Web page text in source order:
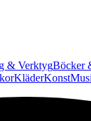
& VerktygBöcker
KläderKonst